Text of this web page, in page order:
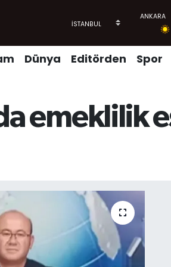
Dünya Editörden Spor
emeklilik